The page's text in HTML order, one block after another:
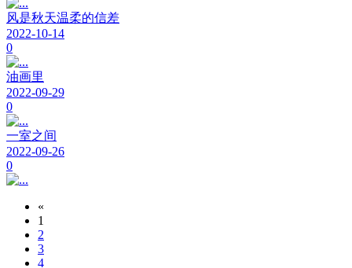
风是秋天温柔的信差
2022-10-14
0
油画里
2022-09-29
0
一室之间
2022-09-26
0
«
1
2
3
4